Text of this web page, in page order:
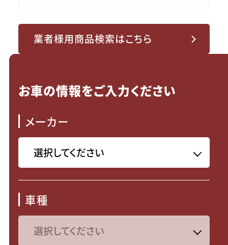
業者様用商品検索はこちら
お車の情報をご入力ください
メーカー
車種